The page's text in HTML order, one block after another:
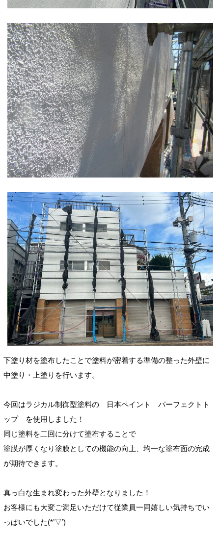
下塗り材を塗布したことで塗料が密着する準備の整った外壁に
中塗り・上塗りを行います。
今回はラジカル制御型塗料の 日本ペイント パーフェクトト
ップ を使用しました！
同じ塗料を二回に分けて塗布することで
塗膜が厚くなり塗膜としての機能の向上、均一な塗布面の完成
が期待できます。
真っ白な生まれ変わった外壁となりました！
お客様にも大変ご満足いただけて従業員一同嬉しい気持ちでい
っぱいでした(*’▽’)